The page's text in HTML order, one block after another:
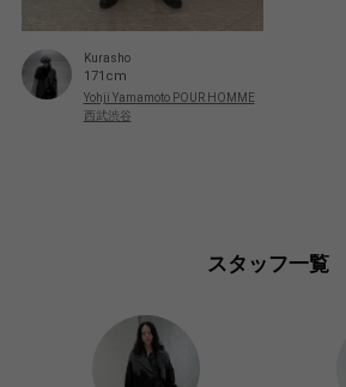
Kurasho
171cm
Yohji Yamamoto POUR HOMME
西武渋谷
スタッフ一覧